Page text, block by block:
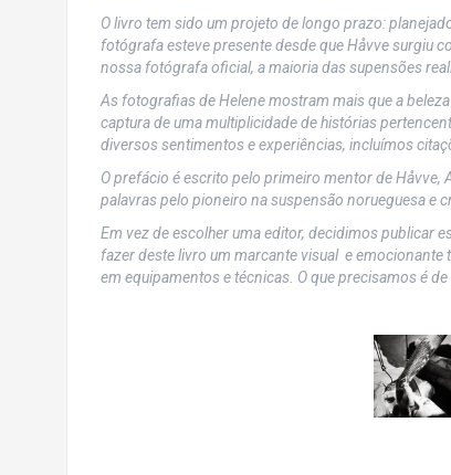
O livro tem sido um projeto de longo prazo:
fotógrafa esteve presente desde que Håvve surgiu
nossa fotógrafa oficial, a maioria das supensões
As fotografias de Helene mostram mais que a
captura de uma multiplicidade de histórias
diversos sentimentos e experiências, incluímos
O prefácio é escrito pelo primeiro mentor de Håvve,
palavras pelo pioneiro na suspensão norueguesa e
Em vez de escolher uma editor, decidimos publicar
fazer deste livro um marcantevisual e emocionante
em equipamentos e técnicas. O que precisamos é